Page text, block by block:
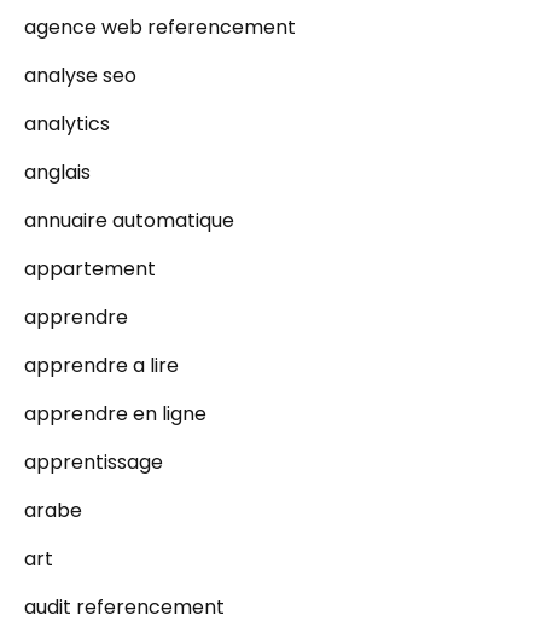
agence web referencement
analyse seo
analytics
anglais
annuaire automatique
appartement
apprendre
apprendre a lire
apprendre en ligne
apprentissage
arabe
art
audit referencement